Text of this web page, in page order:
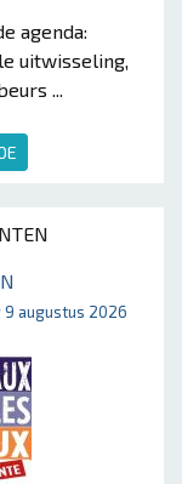
agenda:
uitwisseling,
...
9 augustus 2026